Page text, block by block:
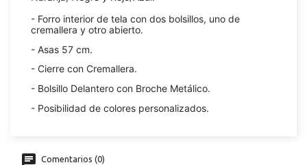
- Forro interior de tela con dos bolsillos, uno de
cremallera y otro abierto.
- Asas 57 cm.
- Cierre con Cremallera.
- Bolsillo Delantero con Broche Metálico.
- Posibilidad de colores personalizados.
Comentarios (0)